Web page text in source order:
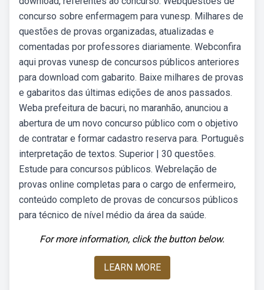
concurso sobre enfermagem para vunesp. Milhares de
questões de provas organizadas, atualizadas e
comentadas por professores diariamente. Webconfira
aqui provas vunesp de concursos públicos anteriores
para download com gabarito. Baixe milhares de provas
e gabaritos das últimas edições de anos passados.
Weba prefeitura de bacuri, no maranhão, anunciou a
abertura de um novo concurso público com o objetivo
de contratar e formar cadastro reserva para. Português
interpretação de textos. Superior | 30 questões.
Estude para concursos públicos. Webrelação de
provas online completas para o cargo de enfermeiro,
conteúdo completo de provas de concursos públicos
para técnico de nível médio da área da saúde.
For more information, click the button below.
LEARN MORE